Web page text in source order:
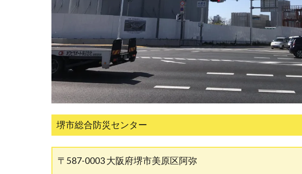
堺市総合防災センター
〒587-0003 大阪府堺市美原区阿弥